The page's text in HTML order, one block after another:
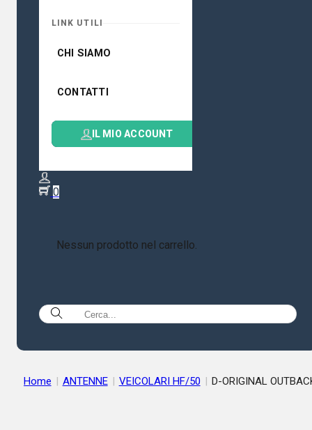
LINK UTILI
CHI SIAMO
CONTATTI
IL MIO ACCOUNT
0
Nessun prodotto nel carrello.
Home | ANTENNE | VEICOLARI HF/50 | D-ORIGINAL